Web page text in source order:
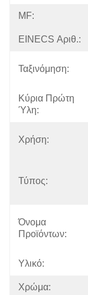
MF:
EINECS Αριθ.:
Ταξινόμηση:
Κύρια Πρώτη
Ύλη:
Χρήση:
Τύπος:
Όνομα
Προϊόντων:
Υλικό:
Χρώμα: